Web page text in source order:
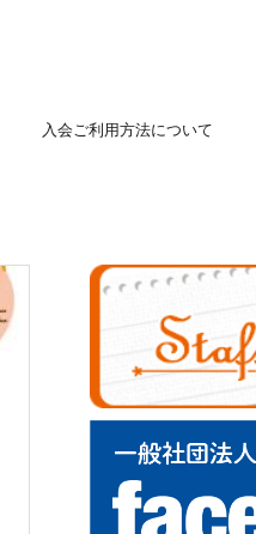
入会ご利用方法について